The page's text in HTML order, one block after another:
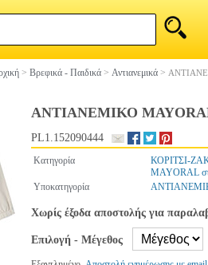
> Βρεφικά - Παιδικά > Αντιανεμικά >
ΑΝΤΙΑΝΕΜΙΚΟ
PL1.152090444
Κατηγορία ΚΟΡΙΤΣΙ-
MAYORAL
Υποκατηγορία
Χωρίς έξοδα αποστολής για
Επιλογή - Μέγεθος